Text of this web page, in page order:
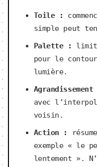
Toile :
simple peut
Palette :
pour le
lumière.
avec
voisin.
Action :
exemple « le
lentement ».